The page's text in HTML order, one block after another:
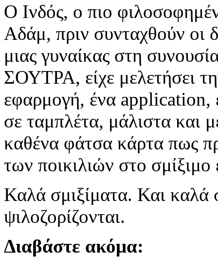
Ο Ινδός, ο πιο
Αδάμ, πριν συνταχθούν οι
μιας γυναίκας στη
ΣΟΥΤΡΑ, είχε μελετήσει
εφαρμογή, ένα application,
σε ταμπλέτα, μάλιστα και
καθένα φάτσα κάρτα πως
των ποικιλιών στο σμίξιμο
Καλά σμιξίματα. Και καλά
ψιλοζορίζονται.
Διαβάστε ακόμα: